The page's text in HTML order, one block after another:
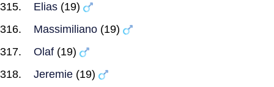
Elias (19)
Massimiliano (19)
Olaf (19)
Jeremie (19)